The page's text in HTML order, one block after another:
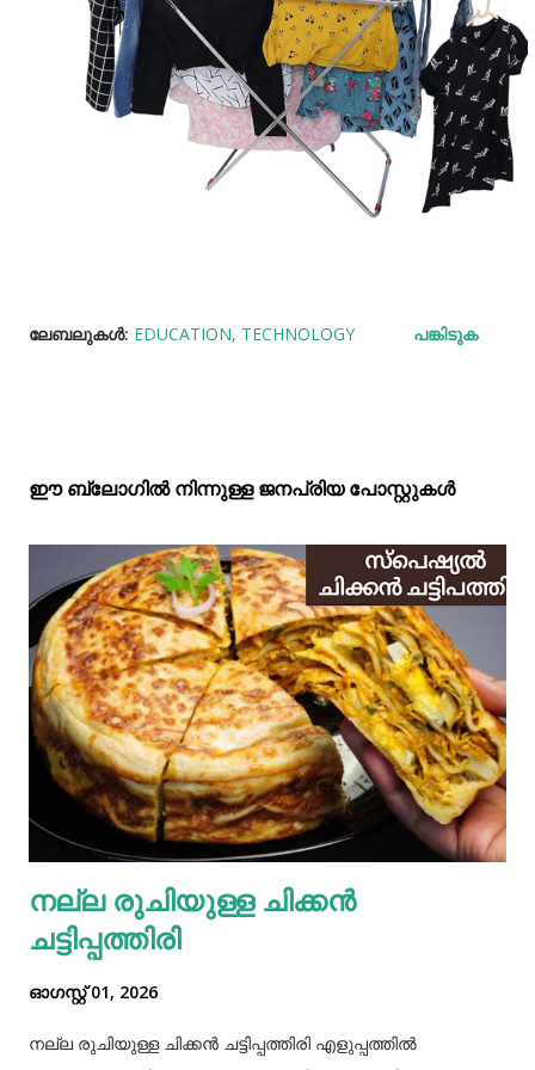
ലേബലുകള്‍: EDUCATION TECHNOLOGY പങ്കിടുക
ഈ ബ്ലോഗിൽ നിന്നുള്ള ജനപ്രിയ പോസ്റ്റുകള്‍‌
നല്ല രുചിയുള്ള ചിക്കൻ
ചട്ടിപ്പത്തിരി
ഓഗസ്റ്റ് 01, 2026
നല്ല രുചിയുള്ള ചിക്കൻ ചട്ടിപ്പത്തിരി എളുപ്പത്തിൽ